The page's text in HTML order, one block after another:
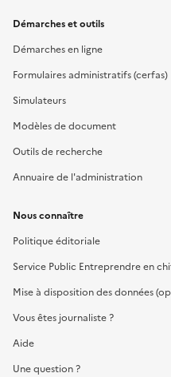
Démarches et outils
Démarches en ligne
Formulaires administratifs (cerfas)
Simulateurs
Modèles de document
Outils de recherche
Annuaire de l'administration
Nous connaître
Politique éditoriale
Service Public Entreprendre en
Mise à disposition des données
Vous êtes journaliste ?
Aide
Une question ?